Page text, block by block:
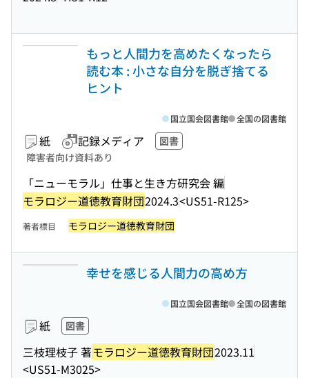
もっと人間力を高めたくなったら
読む本 : 小さな自分を脱ぎ捨てる
ヒント
紙 記録メディア
図書
障害者向け資料あり
「ニューモラル」仕事と生き方研究会 編
モラロジー道徳教育財団2024.3<US51-R125>
国立国会図書館 全国の図書館
著者標目 モラロジー道徳教育財団
幸せを感じる人間力の高め方
紙 図書
三枝理枝子 著モラロジー道徳教育財団2023.11
<US51-M3025>
国立国会図書館 全国の図書館